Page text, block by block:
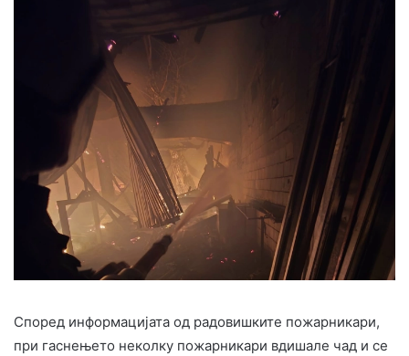
Според информацијата од радовишките пожарникари,
при гаснењето неколку пожарникари вдишале чад и се